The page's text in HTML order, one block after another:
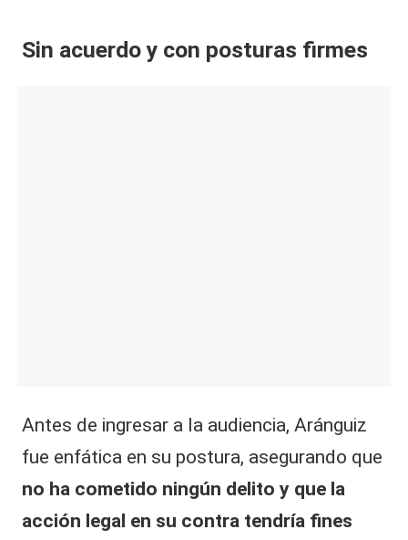
Sin acuerdo y con posturas firmes
Antes de ingresar a la audiencia, Aránguiz
fue enfática en su postura, asegurando que
no ha cometido ningún delito y que la
acción legal en su contra tendría fines